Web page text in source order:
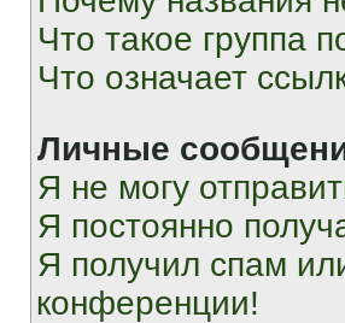
Что такое группа
Что означает
Личные
Я не могу
Я постоянно
Я получил спам
конференции!